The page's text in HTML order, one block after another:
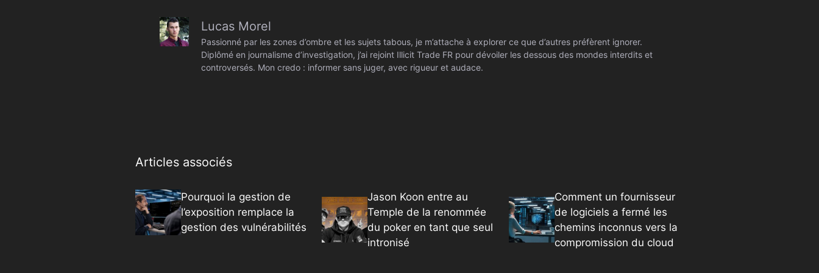
Lucas Morel
Passionné par les zones d’ombre et les sujets tabous, je m’attache à explorer ce que d’autres préfèrent ignorer.
Diplômé en journalisme d’investigation, j’ai rejoint Illicit Trade FR pour dévoiler les dessous des mondes interdits et
controversés. Mon credo : informer sans juger, avec rigueur et audace.
Articles associés
Pourquoi la gestion de
l’exposition remplace la
gestion des vulnérabilités
Jason Koon entre au
Temple de la renommée
du poker en tant que seul
intronisé
Comment un fournisseur
de logiciels a fermé les
chemins inconnus vers la
compromission du cloud